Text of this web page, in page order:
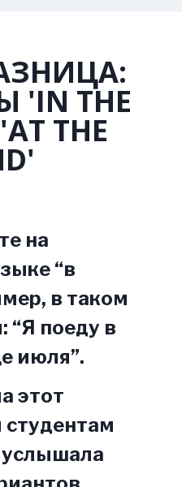
'IN THE
THE
на
“в
в таком
“Я поеду в
июля”.
этот
студентам
услышала